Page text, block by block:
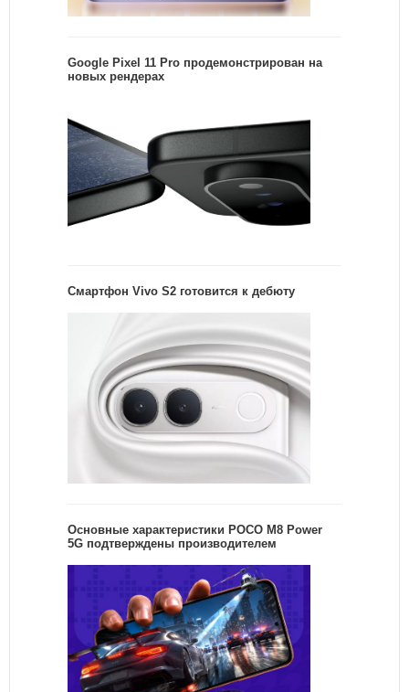
Google Pixel 11 Pro продемонстрирован на
новых рендерах
Смартфон Vivo S2 готовится к дебюту
Основные характеристики POCO M8 Power
5G подтверждены производителем